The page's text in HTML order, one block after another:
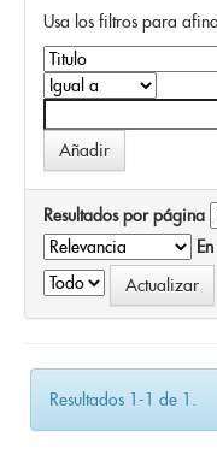
Usa los filtros para
Resultados por página
Resultados 1-1 de 1.